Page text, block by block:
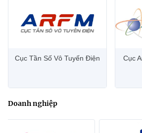
Cục Tần Số Vô Tuyến Điện
Cục
Doanh nghiệp